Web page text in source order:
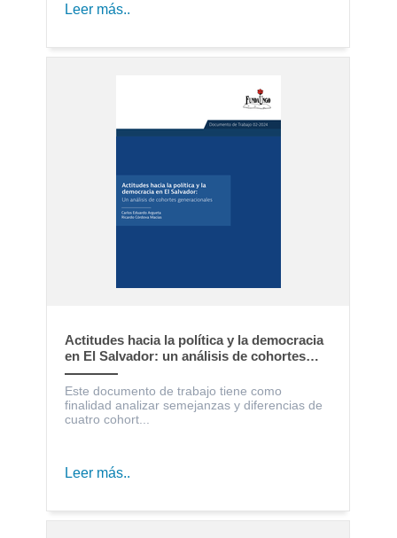
Leer más..
Actitudes hacia la política y la democracia
en El Salvador: un análisis de cohortes
generacionales
Este documento de trabajo tiene como
finalidad analizar semejanzas y diferencias de
cuatro cohort...
Leer más..